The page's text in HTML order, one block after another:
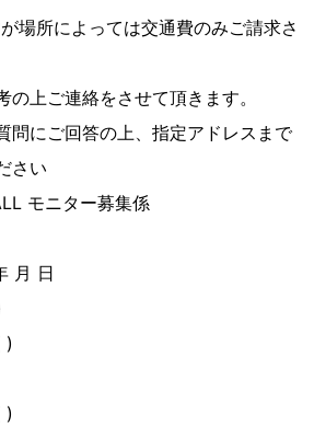
場所によっては交通費のみご請求さ
の上ご連絡をさせて頂きます。
問にご回答の上、指定アドレスまで
さい
モニター募集係
月 日
)
)